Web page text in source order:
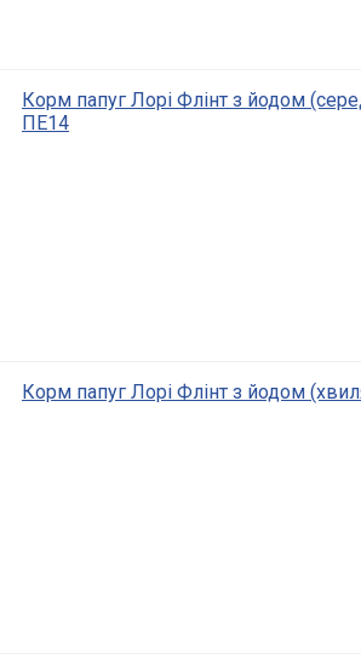
Корм папуг Лорі Флінт з йодом
ПЕ14
Корм папуг Лорі Флінт з йодом